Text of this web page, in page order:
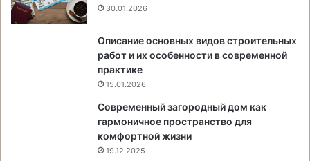
30.01.2026
Описание основных видов строительных
работ и их особенности в современной
практике
15.01.2026
Современный загородный дом как
гармоничное пространство для
комфортной жизни
19.12.2025